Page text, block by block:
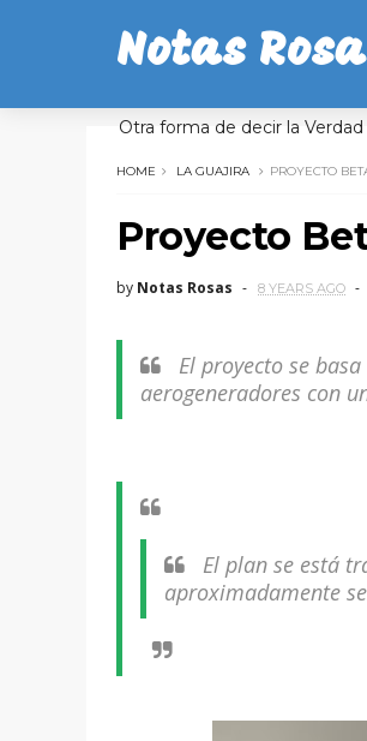
Notas
Otra forma de decir la Verdad
HOME LA GUAJIRA PROYECTO
Proyecto
by Notas Rosas 8 YEARS AGO
El proyecto se
aerogeneradores con
El plan se está
aproximadamente